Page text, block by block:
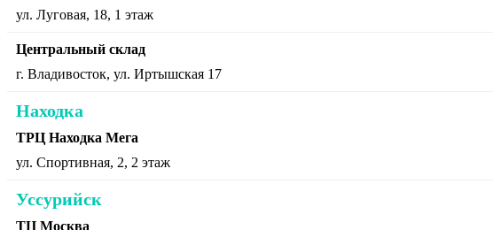
ул. Луговая, 18, 1 этаж
Центральный склад
г. Владивосток, ул. Иртышская 17
Находка
ТРЦ Находка Мега
ул. Спортивная, 2, 2 этаж
Уссурийск
ТЦ Москва